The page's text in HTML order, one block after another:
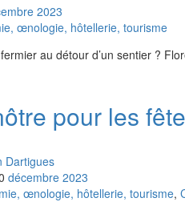
embre 2023
œnologie, hôtellerie, tourisme
au détour d’un sentier ?
pour les
Dartigues
décembre 2023
œnologie, hôtellerie, tourisme,